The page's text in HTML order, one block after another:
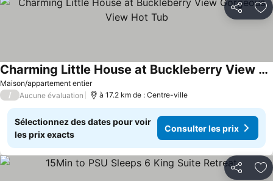
Partager
Maison/appartement entier
Charming Little House at Buckleberry View Gorgeous View Hot Tub
Consulter les prix
/ Aucune évaluation à 17.2 km de : Centre-ville
Sélectionnez des dates pour voir
les prix exacts
Consulter les prix
Partager